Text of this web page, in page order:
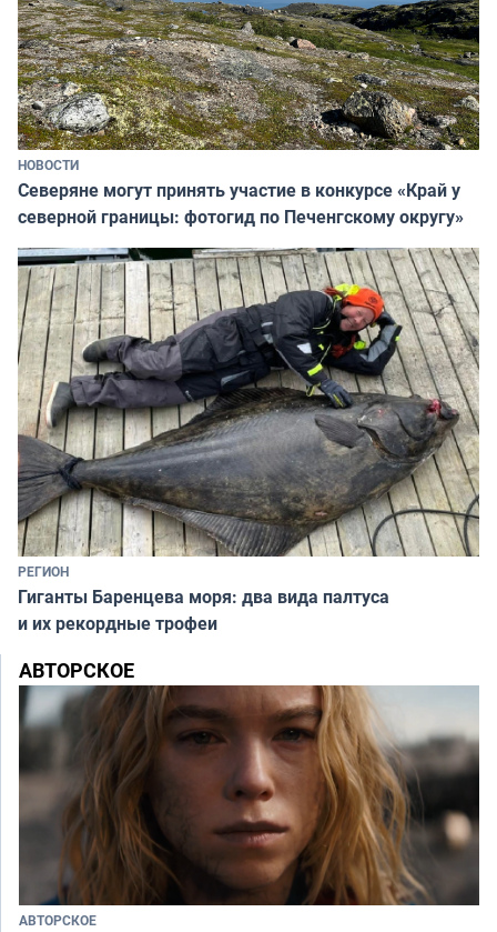
НОВОСТИ
Северяне могут принять участие в конкурсе «Край у
северной границы: фотогид по Печенгскому округу»
РЕГИОН
Гиганты Баренцева моря: два вида палтуса
и их рекордные трофеи
АВТОРСКОЕ
АВТОРСКОЕ